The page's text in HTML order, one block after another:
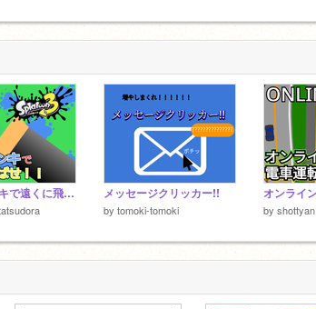
キューインキで遠くに飛ばせ！ 吸収！発射！ メッセージクリッカー!!
by tomoki-tomoki by shottyan